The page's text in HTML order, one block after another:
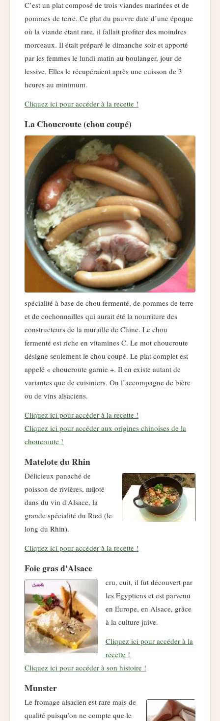
C’est un plat composé de trois viandes marinées et de
pommes de terre. Ce plat du pauvre date d’une époque
où la viande étant rare, il fallait profiter des moindres
morceaux. Il était préparé le dimanche soir et apporté
par les femmes le lundi matin au boulanger, jour de
lessive. Elles le récupéraient après une cuisson de 3
heures au minimum.
Cliquez ici pour accéder à la recette !
La Choucroute (chou coupé)
spécialité à base de chou fermenté, de pommes de terre
et de cochonnailles qui aurait été la nourriture des
constructeurs de la muraille de Chine. Le chou
fermenté est riche en vitamines C. Le mot choucroute
désigne seulement le chou coupé. Le plat complet est
appelé « choucroute garnie +. Il en existe autant de
variantes que de cuisiniers. On l’accompagne de bière
ou de vins alsaciens.
Cliquez ici pour accéder à la recette !
Cliquez ici pour accéder aux origines chinoises de la
choucroute !
Matelote du Rhin
Délicieux panaché de
poisson de rivières, mijoté
dans du vin d'Alsace, la
grande spécialité du Ried (le
long du Rhin).
Cliquez ici pour accéder à la recette !
Foie gras d'Alsace
cru, cuit, il fut découvert par
les Egyptiens et est parvenu
en Europe, en Alsace, grâce
à la culture juive.
Cliquez ici pour accéder à la
recette !
Cliquez ici pour accéder à son histoire !
Munster
Le fromage alsacien est rare mais de
qualité puisqu’on ne compte que le